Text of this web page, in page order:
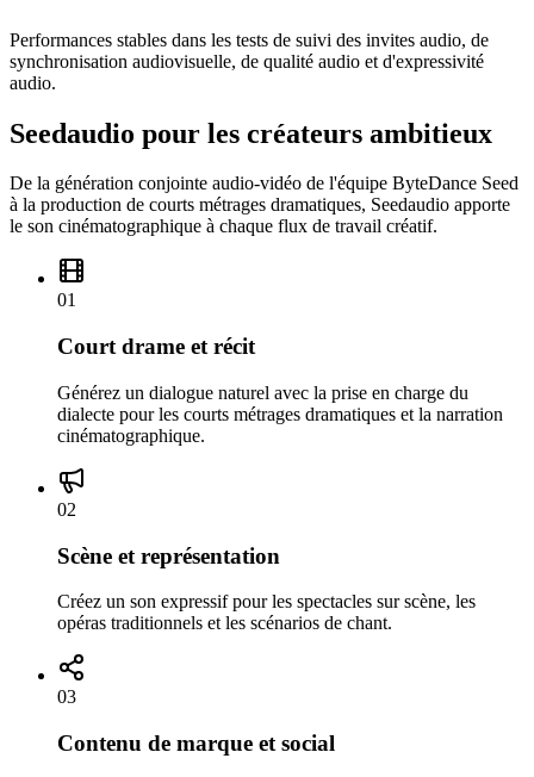
Performances stables dans les tests de suivi des invites audio, de
synchronisation audiovisuelle, de qualité audio et d'expressivité
audio.
Seedaudio pour les créateurs ambitieux
De la génération conjointe audio-vidéo de l'équipe ByteDance Seed
à la production de courts métrages dramatiques, Seedaudio apporte
le son cinématographique à chaque flux de travail créatif.
01
Court drame et récit
Générez un dialogue naturel avec la prise en charge du
dialecte pour les courts métrages dramatiques et la narration
cinématographique.
02
Scène et représentation
Créez un son expressif pour les spectacles sur scène, les
opéras traditionnels et les scénarios de chant.
03
Contenu de marque et social